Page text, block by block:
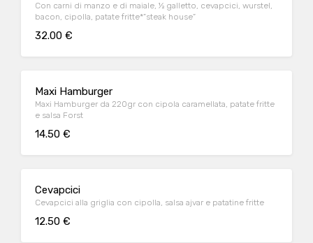
Con carni di manzo e di maiale, ½ galletto, cevapcici, wurstel,
bacon, cipolla, patate fritte*”steak house”
32.00 €
Maxi Hamburger
Maxi Hamburger da 220gr con cipola caramellata, patate fritte
e salsa Forst
14.50 €
Cevapcici
Cevapcici alla griglia con cipolla, salsa ajvar e patatine fritte
12.50 €